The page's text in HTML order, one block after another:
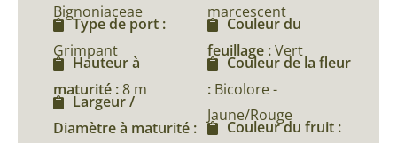
Bignoniaceae
Type de port :
Grimpant
Hauteur à
maturité :8 m
Largeur /
Diamètre à maturité :
marcescent
Couleur du
feuillage :Vert
Couleur de la fleur
: Bicolore -
Jaune/Rouge
Couleur du fruit :